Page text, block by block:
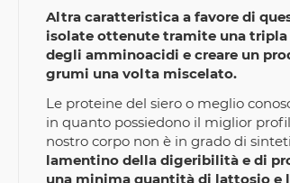
Altra caratteristica a favore di
isolate ottenute tramite una
degli amminoacidi e creare un
grumi una volta miscelato.
Le proteine del siero o meglio
in quanto possiedono il miglior
nostro corpo non è in grado di
lamentino della digeribilità e di
una minima quantità di lattosio e